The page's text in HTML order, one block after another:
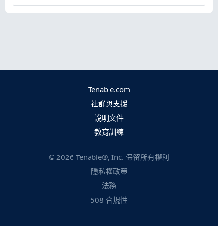
Tenable.com
社群與支援
說明文件
教育訓練
© 2026 Tenable®, Inc. 保留所有權利
隱私權政策
法務
508 合規性